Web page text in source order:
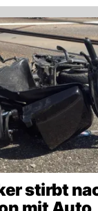
stirbt